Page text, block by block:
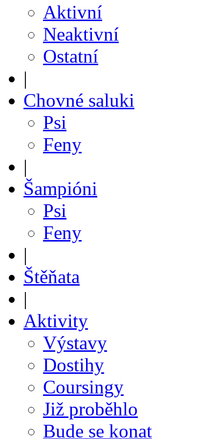
Aktivní
Neaktivní
Ostatní
|
Chovné saluki
Psi
Feny
|
Šampióni
Psi
Feny
|
Štěňata
|
Aktivity
Výstavy
Dostihy
Coursingy
Již proběhlo
Bude se konat